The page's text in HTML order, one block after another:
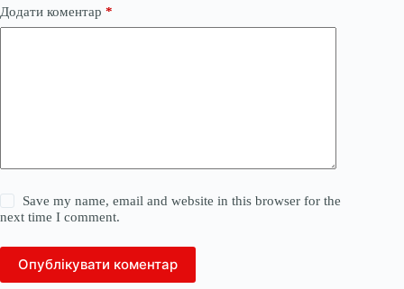
Додати коментар *
Save my name, email and website in this browser for the
next time I comment.
Опублікувати коментар